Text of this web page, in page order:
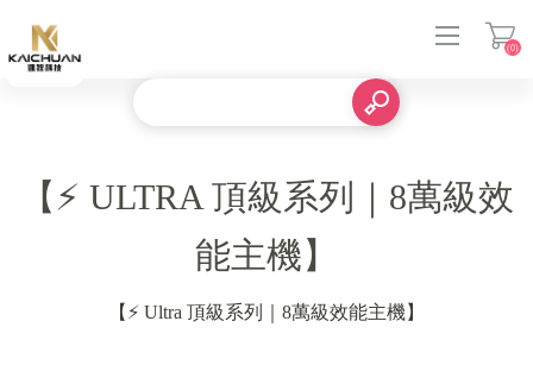
(0)
【⚡ ULTRA 頂級系列｜8萬級效
能主機】
【⚡ Ultra 頂級系列｜8萬級效能主機】